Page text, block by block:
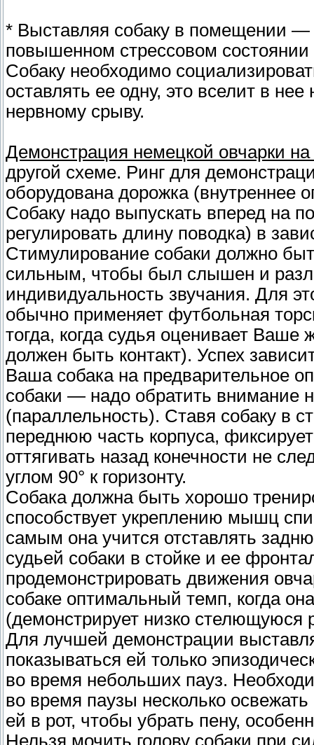
* Выставляя собаку в помещении
повышенном стрессовом
Собаку необходимо
оставлять ее одну, это вселит в
нервному срыву.
Демонстрация немецкой овчарки
другой схеме. Ринг для
оборудована дорожка (внутреннее
Собаку надо выпускать вперед на
регулировать длину поводка) в
Стимулирование собаки должно
сильным, чтобы был слышен и
индивидуальность звучания. Для
обычно применяет футбольная
тогда, когда судья оценивает
должен быть контакт). Успех
Ваша собака на предварительное
собаки — надо обратить внимание
(параллельность). Ставя собаку в
переднюю часть корпуса,
оттягивать назад конечности не
углом 90° к горизонту.
Собака должна быть хорошо
способствует укреплению мышц
самым она учится отставлять
судьей собаки в стойке и ее
продемонстрировать движения
собаке оптимальный темп, когда
(демонстрирует низко стелющуюся
Для лучшей демонстрации
показываться ей только
во время небольших пауз.
во время паузы несколько
ей в рот, чтобы убрать пену,
Нельзя мочить голову собаки при